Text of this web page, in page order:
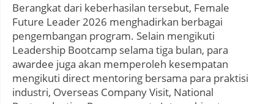
Berangkat dari keberhasilan tersebut, Female
Future Leader 2026 menghadirkan berbagai
pengembangan program. Selain mengikuti
Leadership Bootcamp selama tiga bulan, para
awardee juga akan memperoleh kesempatan
mengikuti direct mentoring bersama para praktisi
industri, Overseas Company Visit, National